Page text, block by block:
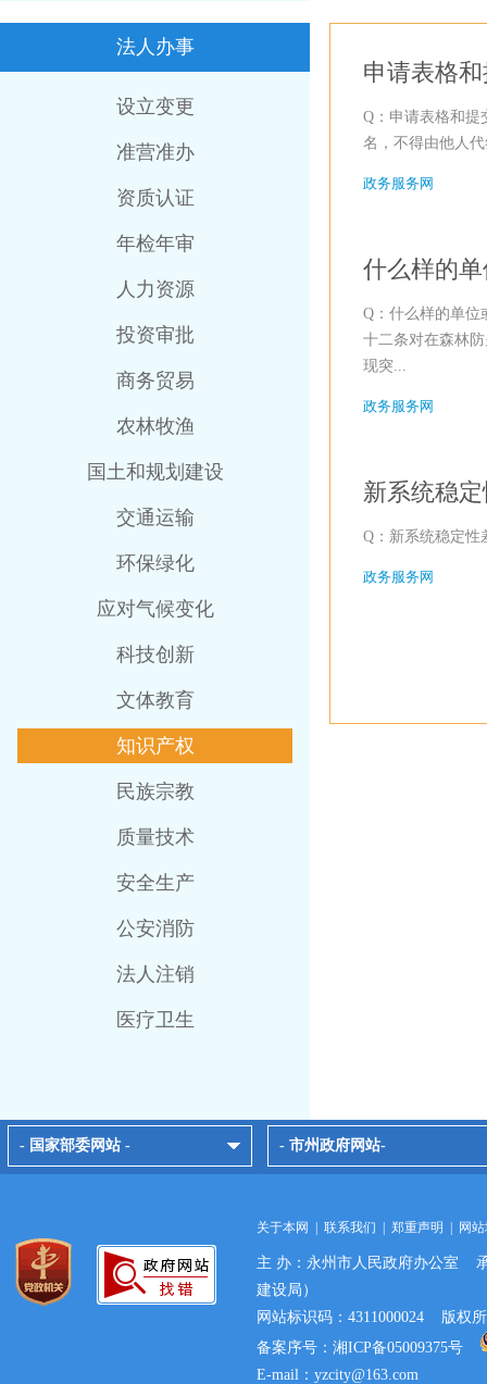
法人办事
设立变更
准营准办
资质认证
年检年审
人力资源
投资审批
商务贸易
农林牧渔
国土和规划建设
交通运输
环保绿化
应对气候变化
科技创新
文体教育
知识产权
民族宗教
质量技术
安全生产
公安消防
法人注销
医疗卫生
申请表格
Q：申请表格和提
名，不得由他人
政务服务网
什么样的
Q：什么样的单位
十二条对在森林
现突...
政务服务网
新系统稳
Q：新系统稳定性
政务服务网
- 国家部委网站 - - 市州政府网站-
关于本网 联系我们 郑重声明 网
主 办：永州市人民政府办公室
建设局）
网站标识码：4311000024 版权
备案序号：湘ICP备05009375号
E-mail：yzcity@163.com